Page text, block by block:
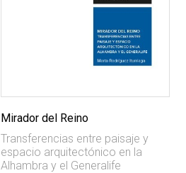
Mirador del Reino
Transferencias entre paisaje y
espacio arquitectónico en la
Alhambra y el Generalife